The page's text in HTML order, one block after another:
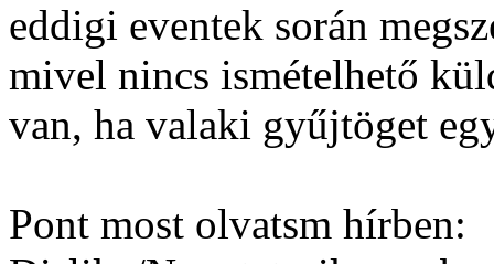
eddigi eventek során
mivel nincs ismételhető
van, ha valaki gyűjtöget
Pont most olvatsm hírben: